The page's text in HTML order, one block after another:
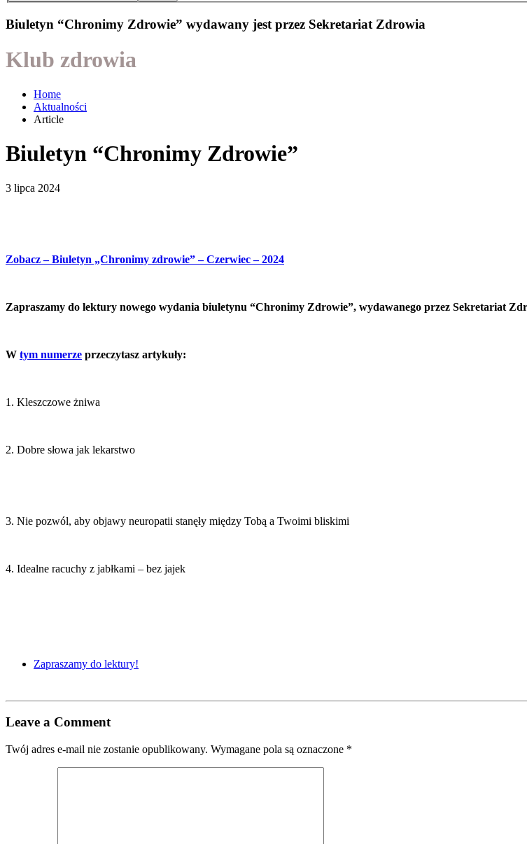
Biuletyn “Chronimy Zdrowie” wydawany jest przez Sekretariat Zdrowia
Klub zdrowia
Home
Aktualności
Article
Biuletyn “Chronimy Zdrowie”
3 lipca 2024
Zobacz – Biuletyn „Chronimy zdrowie” – Czerwiec – 2024
Zapraszamy do lektury nowego wydania biuletynu “Chronimy Zdrowie”, wydawanego przez Sekretariat
W tym numerze przeczytasz artykuły:
1. Kleszczowe żniwa
2. Dobre słowa jak lekarstwo
3. Nie pozwól, aby objawy neuropatii stanęły między Tobą a Twoimi bliskimi
4. Idealne racuchy z jabłkami – bez jajek
Zapraszamy do lektury!
Leave a Comment
Twój adres e-mail nie zostanie opublikowany. Wymagane pola są oznaczone *